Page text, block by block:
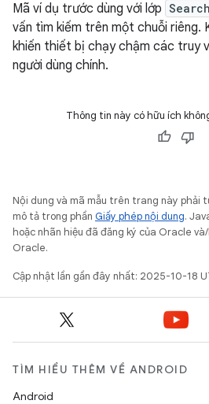
Mã ví dụ trước dùng với lớp
vấn tìm kiếm trên một chuỗi
khiến thiết bị chạy chậm các truy
người dùng chính.
Thông tin này có hữu ích
Nội dung và mã mẫu trên trang này phải
mô tả trong phần Giấy phép nội dung.
hoặc nhãn hiệu đã đăng ký của Oracle
Oracle.
Cập nhật lần gần đây nhất: 2025-10-18
TÌM HIỂU THÊM VỀ ANDROID
Android